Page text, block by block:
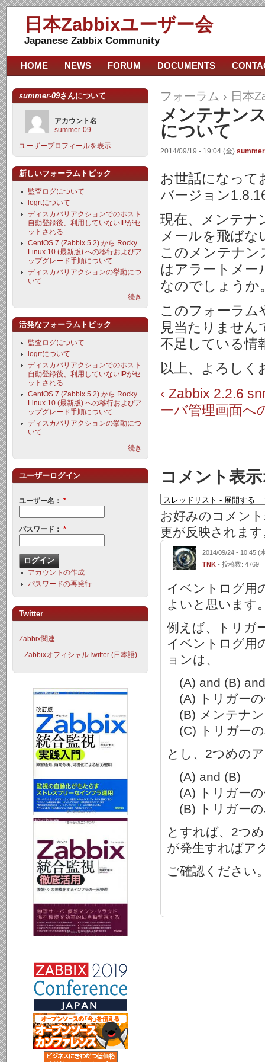
日本Zabbixユーザー会
Japanese Zabbix Community
フォーラム › 日本
メンテナン
について
2014/09/19 - 19:04 (金)
お世話になって
バージョン
現在、メンテナ
メールを飛ば
このメンテナン
はアラートメー
なのでしょうか
このフォーラム
見当たりませ
不足している情
以上、よろしく
‹ Zabbix 2.2.6
ーバ管理画面へ
コメント表
お好みのコメン
更が反映されます
2014/09/24 - 10:45 (
TNK - 投稿数: 4769
イベントログ用
よいと思います
例えば、トリガ
イベントログ用
ョンは、
(A) and (B)
(A) トリガーの
(B) メンテナン
(C) トリガーの
とし、2つめの
(A) and (B)
(A) トリガーの
(B) トリガーの
とすれば、2つ
が発生すればア
ご確認ください
HOME NEWS FORUM DOCUMENTS
summer-09さんについて
アカウント名
summer-09
ユーザープロフィールを表示
新しいフォーラムトピック
監査ログについて
logrtについて
ディスカバリアクションでのホスト
自動登録後、利用していないIPがセ
ットされる
CentOS 7 (Zabbix 5.2) から Rocky
Linux 10 (最新版) への移行およびア
ップグレード手順について
ディスカバリアクションの挙動につ
いて
続き
活発なフォーラムトピック
監査ログについて
logrtについて
ディスカバリアクションでのホスト
自動登録後、利用していないIPがセ
ットされる
CentOS 7 (Zabbix 5.2) から Rocky
Linux 10 (最新版) への移行およびア
ップグレード手順について
ディスカバリアクションの挙動につ
いて
続き
ユーザーログイン
ユーザー名： *
パスワード： *
アカウントの作成
パスワードの再発行
Twitter
Zabbix関連
ZabbixオフィシャルTwitter (日本語)